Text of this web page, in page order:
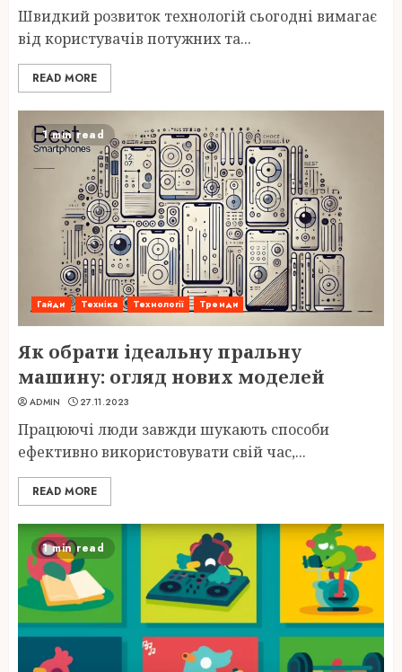
Швидкий розвиток технологій сьогодні вимагає
від користувачів потужних та...
READ MORE
1 min read
Гайди Техніка Технології Тренди
Як обрати ідеальну пральну
машину: огляд нових моделей
ADMIN 27.11.2023
Працюючі люди завжди шукають способи
ефективно використовувати свій час,...
READ MORE
1 min read